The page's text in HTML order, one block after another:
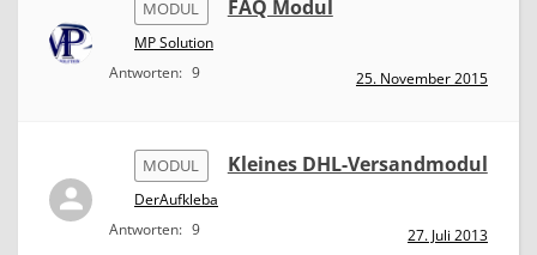
MODUL FAQ Modul
MP Solution
Antworten: 9 25. November 2015
MODUL Kleines DHL-Versandmodul
DerAufkleba
Antworten: 9 27. Juli 2013